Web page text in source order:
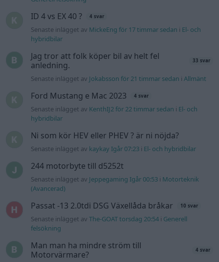
ID 4 vs EX 40 ? 4 svar
Senaste inlägget av MickeEng för 17 timmar sedan i El- och
hybridbilar
Jag tror att folk köper bil av helt fel
anledning.
33 svar
Senaste inlägget av Jokabsson för 21 timmar sedan iAllmänt
Ford Mustang e Mac 2023 4 svar
Senaste inlägget av KenthIJ2 för 22 timmar sedan i El- och
hybridbilar
Ni som kör HEV eller PHEV ? är ni nöjda?
Senaste inlägget av kaykay Igår 07:23 i El- och hybridbilar
244 motorbyte till d5252t
Senaste inlägget av Jeppegaming Igår 00:53 i Motorteknik
(Avancerad)
Passat -13 2.0tdi DSG Växellåda bråkar 10 svar
Senaste inlägget avThe-GOAT torsdag 20:54 i Generell
felsökning
Man man ha mindre ström till
Motorvärmare?
4 svar